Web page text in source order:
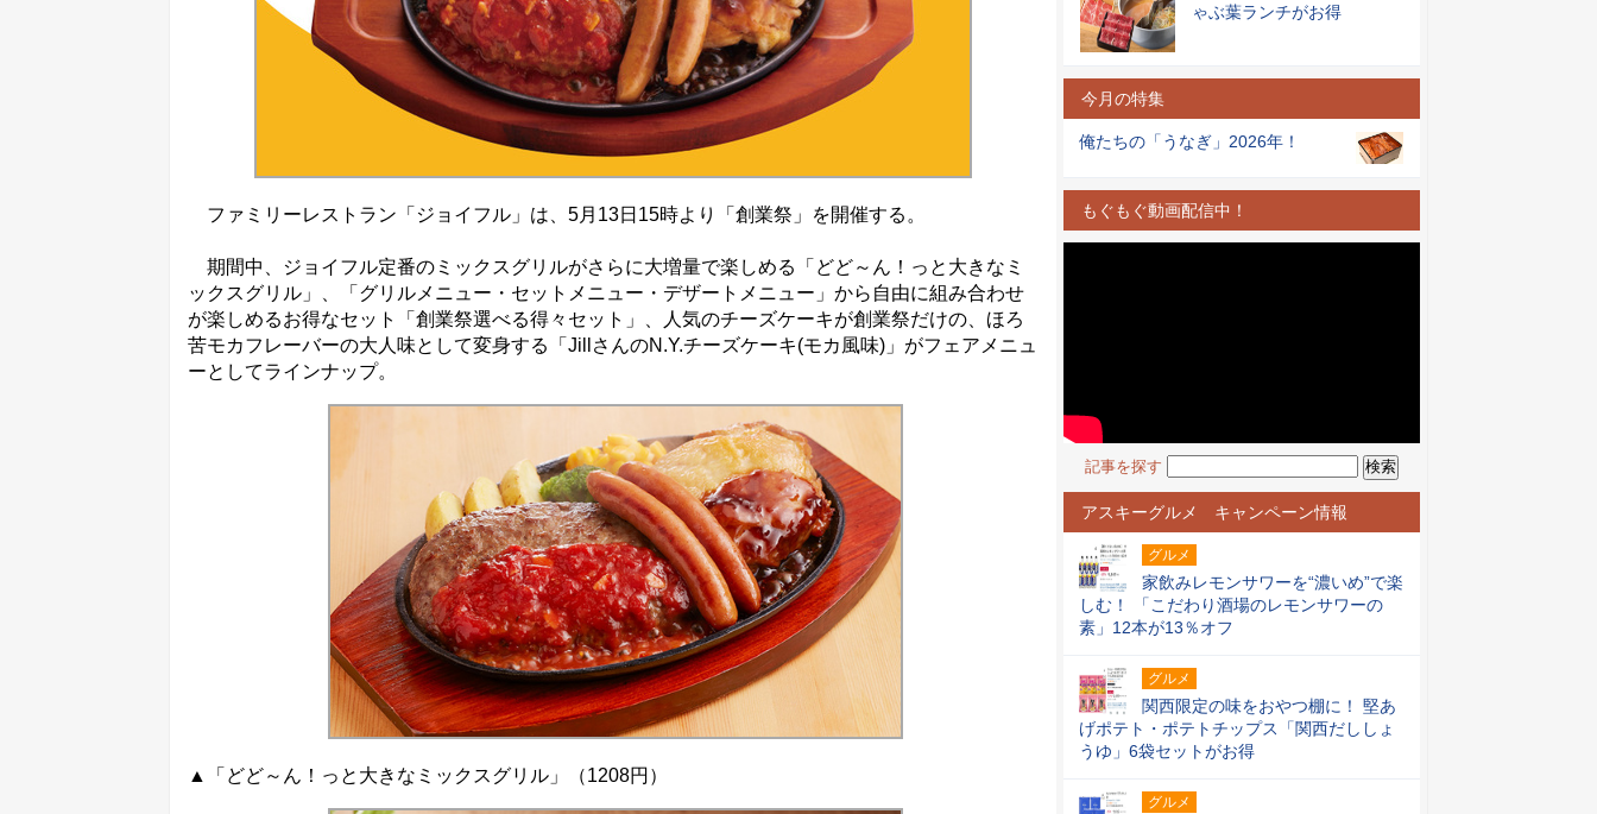
ファミリーレストラン「ジョイフル」は、5月13日15時より「創業祭」を開催する。
期間中、ジョイフル定番のミックスグリルがさらに大増量で楽しめる「どど～ん！っと大きなミ
ックスグリル」、「グリルメニュー・セットメニュー・デザートメニュー」から自由に組み合わせ
が楽しめるお得なセット「創業祭選べる得々セット」、人気のチーズケーキが創業祭だけの、ほろ
苦モカフレーバーの大人味として変身する「JillさんのN.Y.チーズケーキ(モカ風味)」がフェアメニュ
ーとしてラインナップ。
▲「どど～ん！っと大きなミックスグリル」（1208円）
ゃぶ葉ランチがお得
今月の特集
俺たちの「うなぎ」2026年！
もぐもぐ動画配信中！
記事を探す
アスキーグルメ キャンペーン情報
グルメ
家飲みレモンサワーを“濃いめ”で楽
しむ！ 「こだわり酒場のレモンサワーの
素」12本が13％オフ
グルメ
関西限定の味をおやつ棚に！ 堅あ
げポテト・ポテトチップス「関西だししょ
うゆ」6袋セットがお得
グルメ